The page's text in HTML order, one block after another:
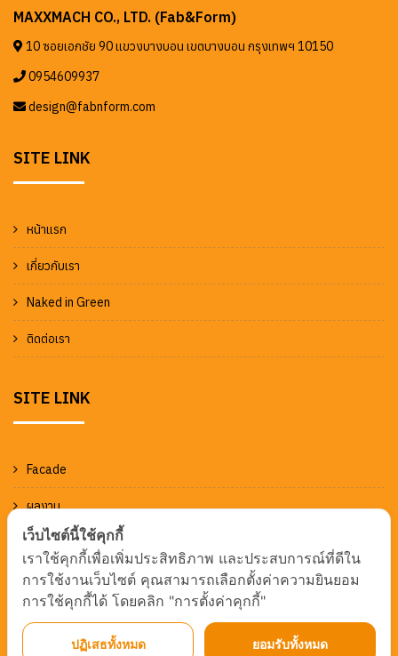
MAXXMACH CO., LTD. (Fab&Form)
10 ซอยเอกชัย 90 แขวงบางบอน เขตบางบอน กรุงเทพฯ 10150
0954609937
design@fabnform.com
SITE LINK
หน้าแรก
เกี่ยวกับเรา
Naked in Green
ติดต่อเรา
SITE LINK
Facade
ผลงาน
ข่าวและกิจกรรม
เว็บไซต์นี้ใช้คุกกี้
เราใช้คุกกี้เพื่อเพิ่มประสิทธิภาพ และประสบการณ์ที่ดีใน
การใช้งานเว็บไซต์ คุณสามารถเลือกตั้งค่าความยินยอม
การใช้คุกกี้ได้ โดยคลิก "การตั้งค่าคุกกี้"
ปฏิเสธทั้งหมด ยอมรับทั้งหมด